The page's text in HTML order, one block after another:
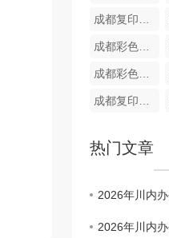
成都复印机出租公司 BH558e
成都彩色复印机出租 C450i
成都彩色复印机租赁 C360i
成都复印机出租 C308
热门文章